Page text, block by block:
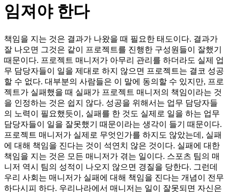
임져야 한다
책임을 지는 것은 결과가 나왔을 때 필요한 태도이다. 결과가
잘 나오면 그것은 같이 프로젝트를 진행한 구성원들이 잘했기
때문이다. 프로젝트 매니저가 아무리 관리를 하더라도 실제 업
무 담당자들이 일을 제대로 하지 않으면 프로젝트는 결코 성공
할 수 없다. 대부분의 사람들은 이 말에 동의할 수 있지만, 프로
젝트가 실패했을 때 실패가 프로젝트 매니저의 책임이라는 것
을 인정하는 것은 쉽지 않다. 성공을 위해서는 업무 담당자들
의 노력이 필요했듯이, 실패를 한 것도 실제로 일을 하는 업무
담당자들이 일을 잘못했기 때문이라는 생각이 들기 때문이다.
프로젝트 매니저가 실제로 무엇인가를 하지도 않았는데, 실패
에 대해 책임을 진다는 것이 석연치 않은 것이다. 실패에 대한
책임을 지는 것은 모든 매니저가 겪는 일이다. 스포츠 팀의 매
니저 역시 팀의 성적이 나오지 않으면 경질을 당한다. 그런데
우리 사회는 매니저가 실패에 대해 책임을 진다는 개념이 전무
하다시피 하다. 우리나라에서 매니저는 일이 잘못되면 자신은